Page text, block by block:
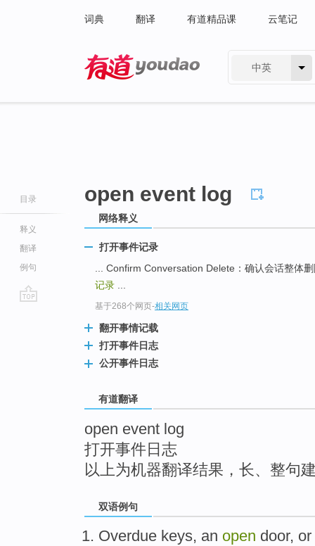
词典 翻译 有道精品课 云笔记
中英
目录
释义
翻译
例句
open event log
网络释义
打开事件记录
... Confirm Conversation Delete：确认会话整体
记录
基于268个网页-相关网页
翻开事情记载
打开事件日志
公开事件日志
有道翻译
open event log
打开事件日志
以上为机器翻译结果，长、整句
双语例句
Overdue keys, an open door, or